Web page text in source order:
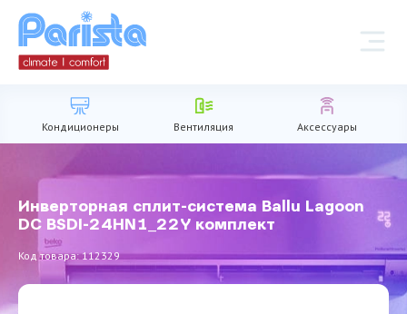
Кондиционеры Вентиляция Аксессуары
Инверторная сплит-система Ballu Lagoon
DC BSDI-24HN1_22Y комплект
Код товара: 112329